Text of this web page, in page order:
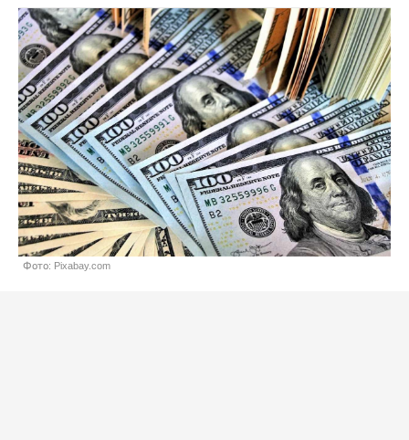
Фото: Pixabay.com